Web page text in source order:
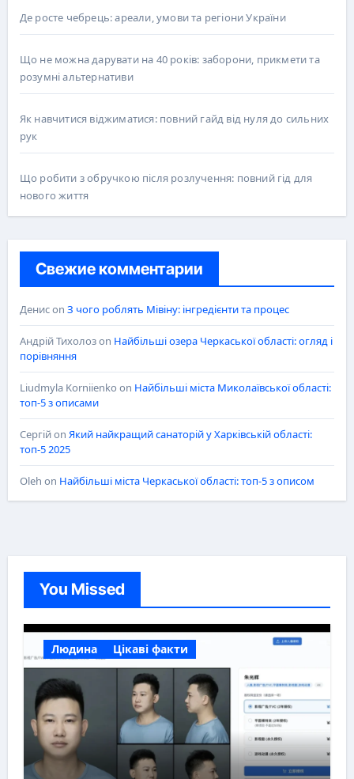
Де росте чебрець: ареали, умови та регіони України
Що не можна дарувати на 40 років: заборони, прикмети та
розумні альтернативи
Як навчитися віджиматися: повний гайд від нуля до сильних
рук
Що робити з обручкою після розлучення: повний гід для
нового життя
Свежие комментарии
Денисon З чого роблять Мівіну: інгредієнти та процес
Андрій Тихолозon Найбільші озера Черкаської області: огляд і
порівняння
Liudmyla Korniienko on Найбільші міста Миколаївської області:
топ-5 з описами
Сергійon Який найкращий санаторій у Харківській області:
топ-5 2025
Oleh on Найбільші міста Черкаської області: топ-5 з описом
You Missed
Людина Цікаві факти